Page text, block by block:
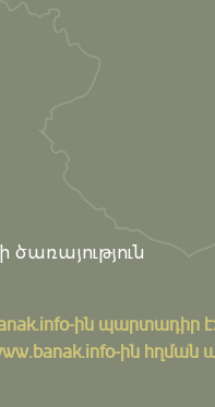
ծառայություն
-ին պարտադիր
ին հղման